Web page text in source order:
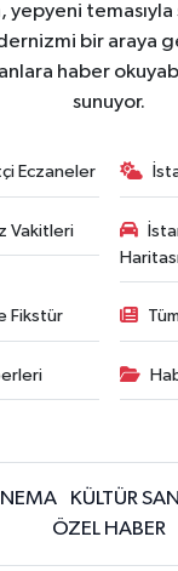
bir araya
haber
sunuyor.
Eczaneler
Vakitleri
Fikstür
KÜLTÜR
ÖZEL HABER